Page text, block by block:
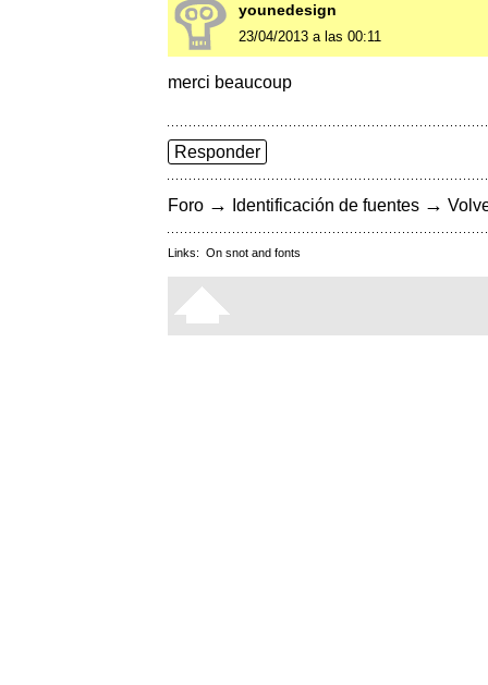
younedesign
23/04/2013 a las 00:11
merci beaucoup
Responder
Foro → Identificación de fuentes →
Links: On snot and fonts